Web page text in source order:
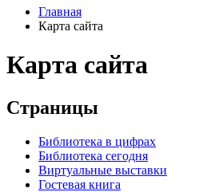
Главная
Карта сайта
Карта сайта
Страницы
Библиотека в цифрах
Библиотека сегодня
Виртуальные выставки
Гостевая книга